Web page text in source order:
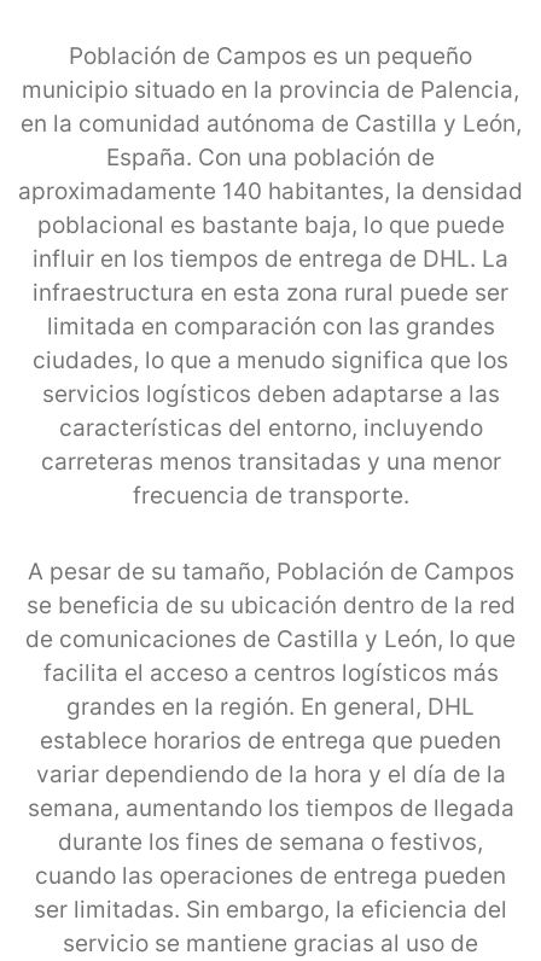
Población de Campos es un pequeño
municipio situado en la provincia de Palencia,
en la comunidad autónoma de Castilla y León,
España. Con una población de
aproximadamente 140 habitantes, la densidad
poblacional es bastante baja, lo que puede
influir en los tiempos de entrega de DHL. La
infraestructura en esta zona rural puede ser
limitada en comparación con las grandes
ciudades, lo que a menudo significa que los
servicios logísticos deben adaptarse a las
características del entorno, incluyendo
carreteras menos transitadas y una menor
frecuencia de transporte.
A pesar de su tamaño, Población de Campos
se beneficia de su ubicación dentro de la red
de comunicaciones de Castilla y León, lo que
facilita el acceso a centros logísticos más
grandes en la región. En general, DHL
establece horarios de entrega que pueden
variar dependiendo de la hora y el día de la
semana, aumentando los tiempos de llegada
durante los fines de semana o festivos,
cuando las operaciones de entrega pueden
ser limitadas. Sin embargo, la eficiencia del
servicio se mantiene gracias al uso de